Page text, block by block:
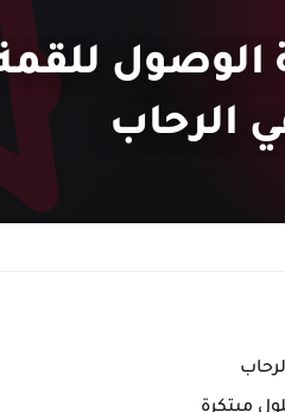
للقمة
الرحاب